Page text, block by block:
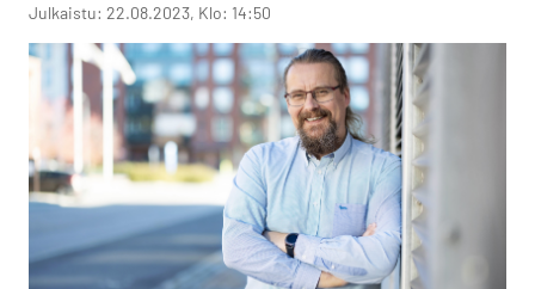
Julkaistu: 22.08.2023, Klo: 14:50